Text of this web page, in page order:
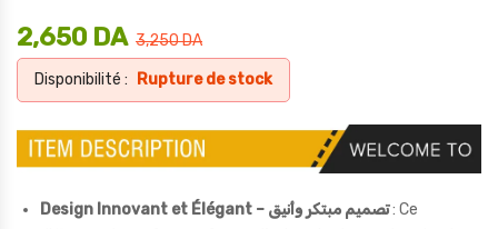
3,250DA
2,650 DA
Disponibilité : Rupture de stock
Design Innovant et Élégant – تصميم مبتكر وأنيق: Ce